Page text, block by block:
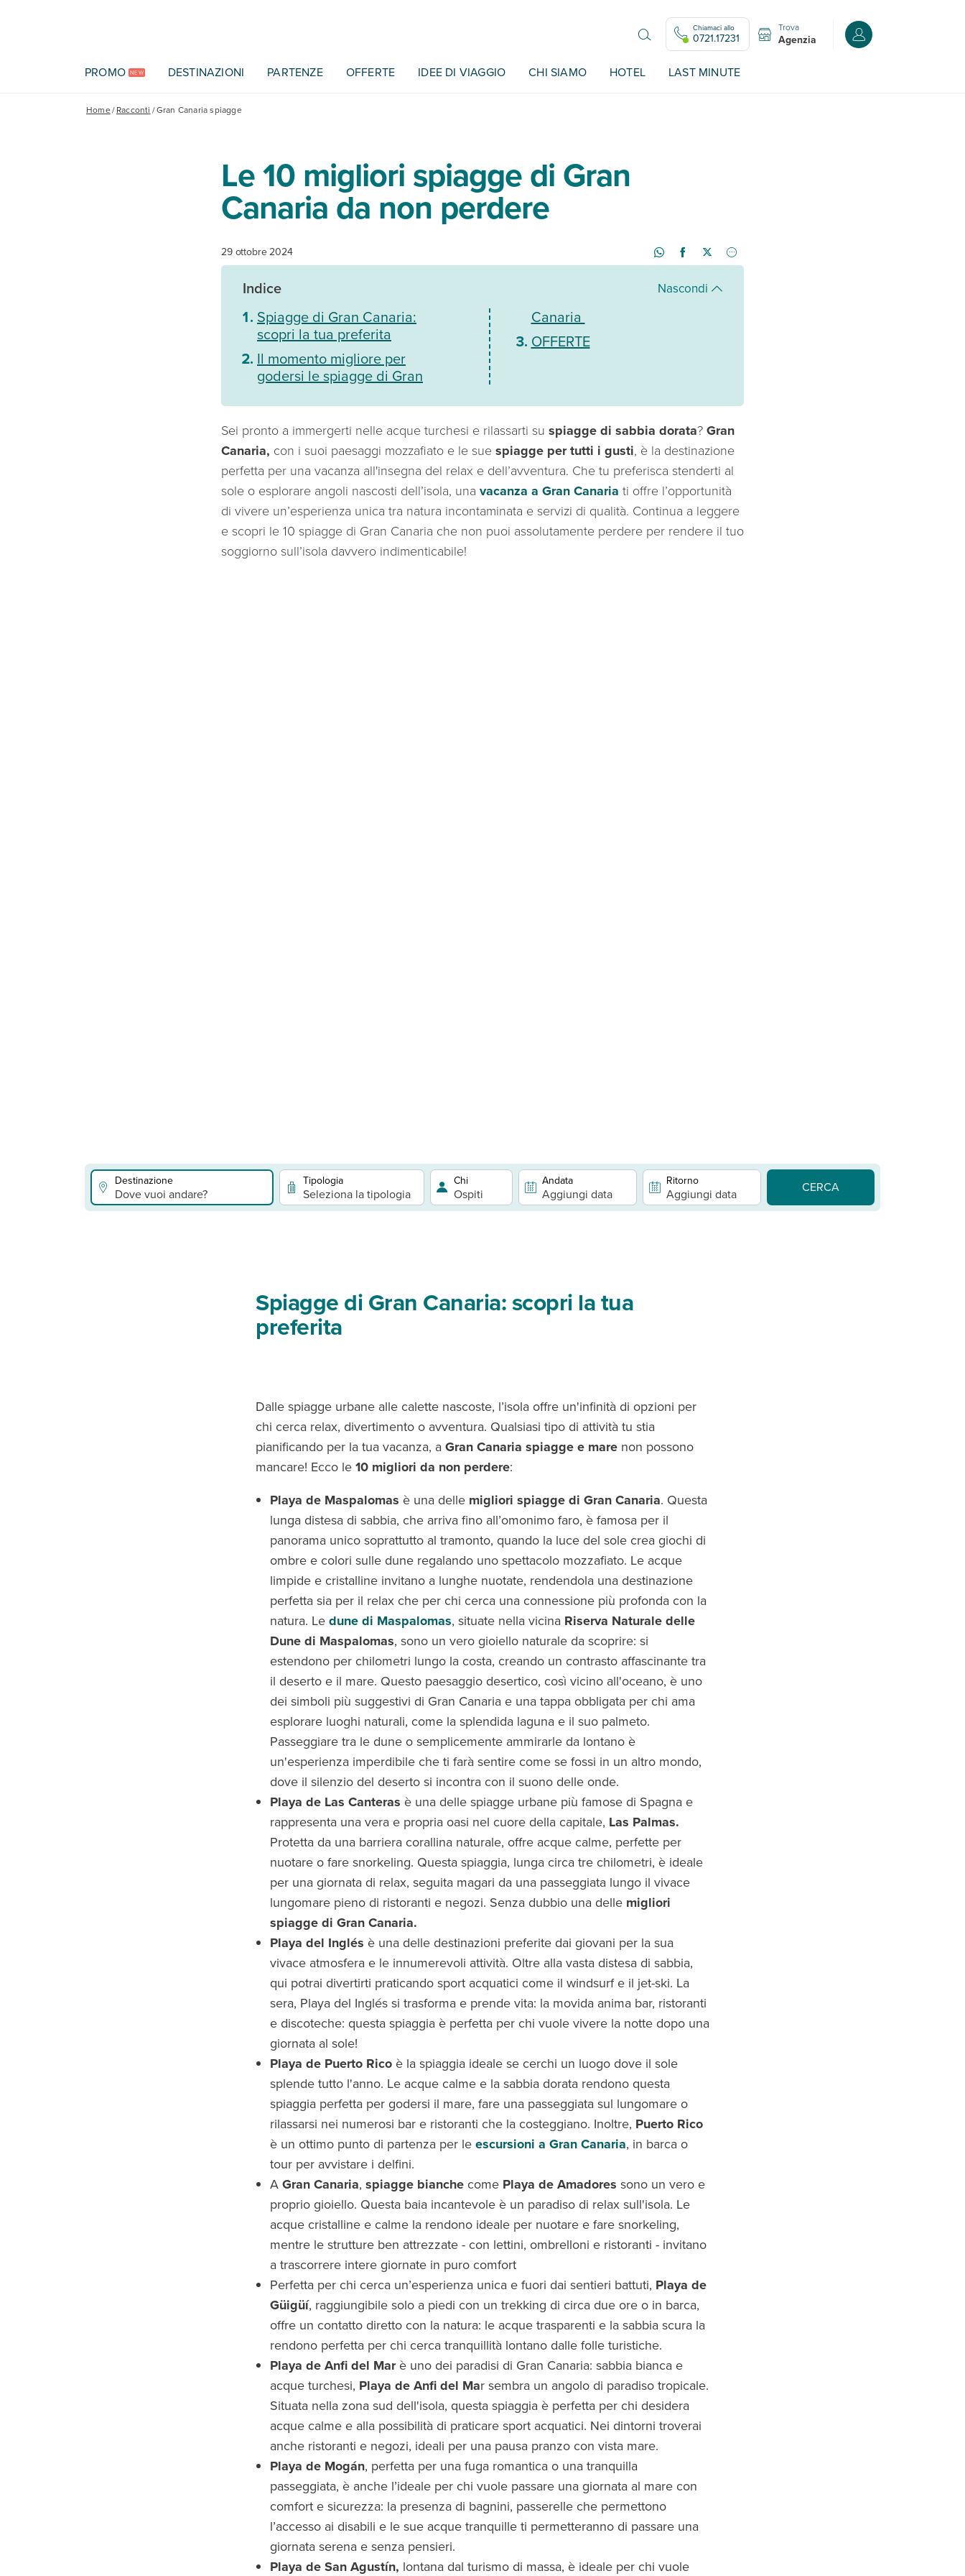
Chiamaci allo
0721.17231
Trova
Agenzia Accedi o registrati
PROMO NEW DESTINAZIONI PARTENZE OFFERTE IDEE DI VIAGGIO CHI SIAMO HOTEL LAST MINUTE
Home/Racconti /Gran Canaria spiagge
Le 10 migliori spiagge di Gran
Canaria da non perdere
29 ottobre 2024
Indice Nascondi
Spiagge di Gran Canaria:
scopri la tua preferita
Il momento migliore per
godersi le spiagge di Gran
Canaria
OFFERTE
Sei pronto a immergerti nelle acque turchesi e rilassarti su spiagge di sabbia dorata?Gran
Canaria, con i suoi paesaggi mozzafiato e le suespiagge per tutti i gusti, è la destinazione
perfetta per una vacanza all'insegna del relax e dell’avventura. Che tu preferisca stenderti al
sole o esplorare angoli nascosti dell’isola, una vacanza a Gran Canaria ti offre l’opportunità
di vivere un’esperienza unica tra natura incontaminata e servizi di qualità. Continua a leggere
e scopri le 10 spiagge di Gran Canaria che non puoi assolutamente perdere per rendere il tuo
soggiorno sull’isola davvero indimenticabile!
Destinazione
Dove vuoi andare?
Tipologia
Seleziona la tipologia
Chi
Ospiti
Andata
Aggiungi data
Ritorno
Aggiungi data CERCA
Spiagge di Gran Canaria: scopri la tua
preferita
Dalle spiagge urbane alle calette nascoste, l’isola offre un'infinità di opzioni per
chi cerca relax, divertimento o avventura. Qualsiasi tipo di attività tu stia
pianificando per la tua vacanza, aGran Canaria spiagge e mare non possono
mancare! Ecco le10 migliori da non perdere:
Playa de Maspalomas è una delle migliori spiagge di Gran Canaria. Questa
lunga distesa di sabbia, che arriva fino all’omonimo faro, è famosa per il
panorama unico soprattutto al tramonto, quando la luce del sole crea giochi di
ombre e colori sulle dune regalando uno spettacolo mozzafiato. Le acque
limpide e cristalline invitano a lunghe nuotate, rendendola una destinazione
perfetta sia per il relax che per chi cerca una connessione più profonda con la
natura. Ledune di Maspalomas, situate nella vicina Riserva Naturale delle
Dune di Maspalomas, sono un vero gioiello naturale da scoprire: si
estendono per chilometri lungo la costa, creando un contrasto affascinante tra
il deserto e il mare. Questo paesaggio desertico, così vicino all'oceano, è uno
dei simboli più suggestivi di Gran Canaria e una tappa obbligata per chi ama
esplorare luoghi naturali, come la splendida laguna e il suo palmeto.
Passeggiare tra le dune o semplicemente ammirarle da lontano è
un'esperienza imperdibile che ti farà sentire come se fossi in un altro mondo,
dove il silenzio del deserto si incontra con il suono delle onde.
Playa de Las Canteras è una delle spiagge urbane più famose di Spagna e
rappresenta una vera e propria oasi nel cuore della capitale, Las Palmas.
Protetta da una barriera corallina naturale, offre acque calme, perfette per
nuotare o fare snorkeling. Questa spiaggia, lunga circa tre chilometri, è ideale
per una giornata di relax, seguita magari da una passeggiata lungo il vivace
lungomare pieno di ristoranti e negozi. Senza dubbio una delle migliori
spiagge di Gran Canaria.
Playa del Inglés è una delle destinazioni preferite dai giovani per la sua
vivace atmosfera e le innumerevoli attività. Oltre alla vasta distesa di sabbia,
qui potrai divertirti praticando sport acquatici come il windsurf e il jet-ski. La
sera, Playa del Inglés si trasforma e prende vita: la movida anima bar, ristoranti
e discoteche: questa spiaggia è perfetta per chi vuole vivere la notte dopo una
giornata al sole!
Playa de Puerto Rico è la spiaggia ideale se cerchi un luogo dove il sole
splende tutto l'anno. Le acque calme e la sabbia dorata rendono questa
spiaggia perfetta per godersi il mare, fare una passeggiata sul lungomare o
rilassarsi nei numerosi bar e ristoranti che la costeggiano. Inoltre, Puerto Rico
è un ottimo punto di partenza per leescursioni a Gran Canaria, in barca o
tour per avvistare i delfini.
AGran Canaria, spiagge bianche come Playa de Amadores sono un vero e
proprio gioiello. Questa baia incantevole è un paradiso di relax sull'isola. Le
acque cristalline e calme la rendono ideale per nuotare e fare snorkeling,
mentre le strutture ben attrezzate - con lettini, ombrelloni e ristoranti - invitano
a trascorrere intere giornate in puro comfort
Perfetta per chi cerca un’esperienza unica e fuori dai sentieri battuti, Playa de
Güigüí, raggiungibile solo a piedi con un trekking di circa due ore o in barca,
offre un contatto diretto con la natura: le acque trasparenti e la sabbia scura la
rendono perfetta per chi cerca tranquillità lontano dalle folle turistiche.
Playa de Anfi del Marè uno dei paradisi di Gran Canaria: sabbia bianca e
acque turchesi, Playa de Anfi del Mar sembra un angolo di paradiso tropicale.
Situata nella zona sud dell'isola, questa spiaggia è perfetta per chi desidera
acque calme e alla possibilità di praticare sport acquatici. Nei dintorni troverai
anche ristoranti e negozi, ideali per una pausa pranzo con vista mare.
Playa de Mogán, perfetta per una fuga romantica o una tranquilla
passeggiata, è anche l’ideale per chi vuole passare una giornata al mare con
comfort e sicurezza: la presenza di bagnini, passerelle che permettono
l’accesso ai disabili e le sue acque tranquille ti permetteranno di passare una
giornata serena e senza pensieri.
Playa de San Agustín, lontana dal turismo di massa, è ideale per chi vuole